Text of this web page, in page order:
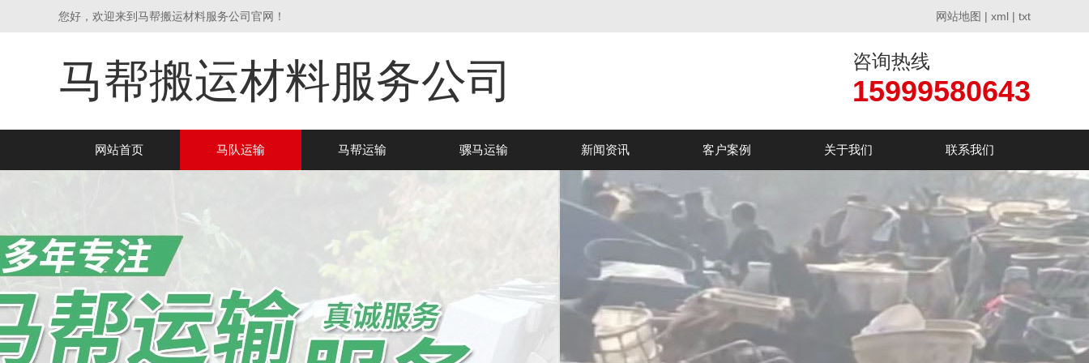
您好，欢迎来到马帮搬运材料服务公司官网！ 网站地图 | xml | txt
马帮搬运材料服务公司 咨询热线
15999580643
网站首页 马队运输 马帮运输 骡马运输 新闻资讯 客户案例 关于我们 联系我们